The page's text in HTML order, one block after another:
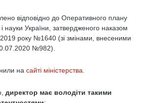
відповідно до Оперативного плану
і науки України, затвердженого наказом
року №1640 (зі змінами, внесеними
№982).
на сайті міністерства
директор має володіти такими